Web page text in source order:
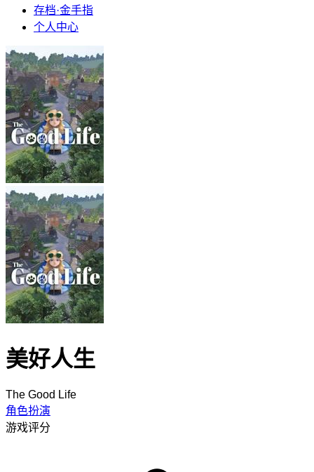
存档·金手指
个人中心
美好人生
The Good Life
角色扮演
游戏评分